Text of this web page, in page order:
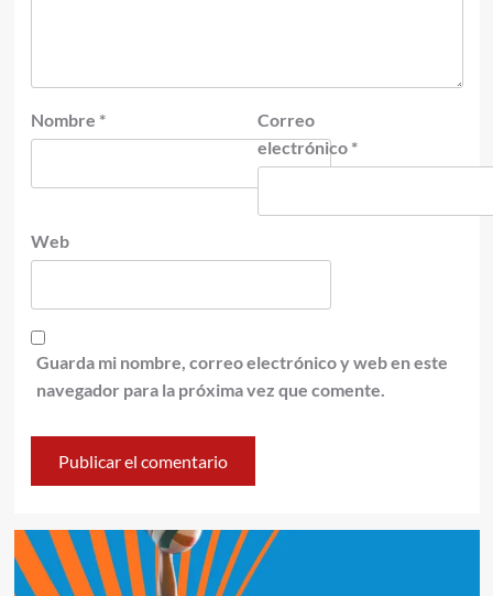
Nombre *
Correo
electrónico *
Web
Guarda mi nombre, correo electrónico y web en este
navegador para la próxima vez que comente.